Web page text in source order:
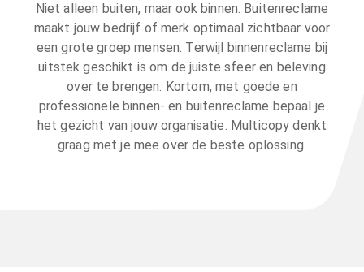
Niet alleen buiten, maar ook binnen. Buitenreclame
maakt jouw bedrijf of merk optimaal zichtbaar voor
een grote groep mensen. Terwijl binnenreclame bij
uitstek geschikt is om de juiste sfeer en beleving
over te brengen. Kortom, met goede en
professionele binnen- en buitenreclame bepaal je
het gezicht van jouw organisatie. Multicopy denkt
graag met je mee over de beste oplossing.